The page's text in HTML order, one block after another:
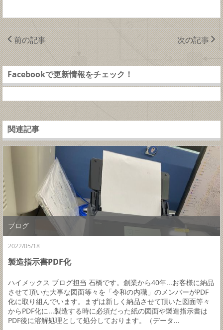
前の記事 次の記事
Facebookで更新情報をチェック！
関連記事
ブログ
2022/05/18
製造指示書PDF化
ハイメックス ブログ担当 石橋です。創業から40年...お客様に納品
させて頂いた大事な図面等々を「令和の内職」のメンバーがPDF
化に取り組んでいます。まずは新しく納品させて頂いた図面等々
からPDF化に...製造する時に必須だった紙の図面や製造指示書は
PDF後に溶解処理として処分しております。（データ...